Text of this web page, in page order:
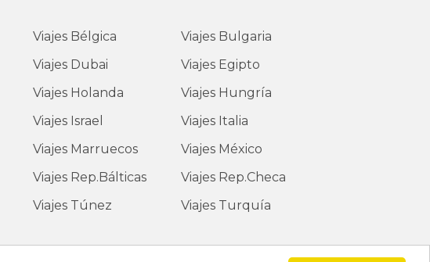
Viajes Bélgica ViajesBulgaria
Viajes Dubai ViajesEgipto
Viajes Holanda ViajesHungría
Viajes Israel ViajesItalia
Viajes Marruecos ViajesMéxico
Viajes Rep.Bálticas ViajesRep.Checa
Viajes Túnez ViajesTurquía